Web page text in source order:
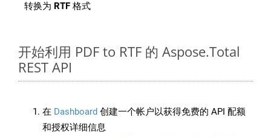
转换为 RTF 格式
开始利用 PDF to RTF 的 Aspose.Total
REST API
在 Dashboard 创建一个帐户以获得免费的 API 配额
和授权详细信息